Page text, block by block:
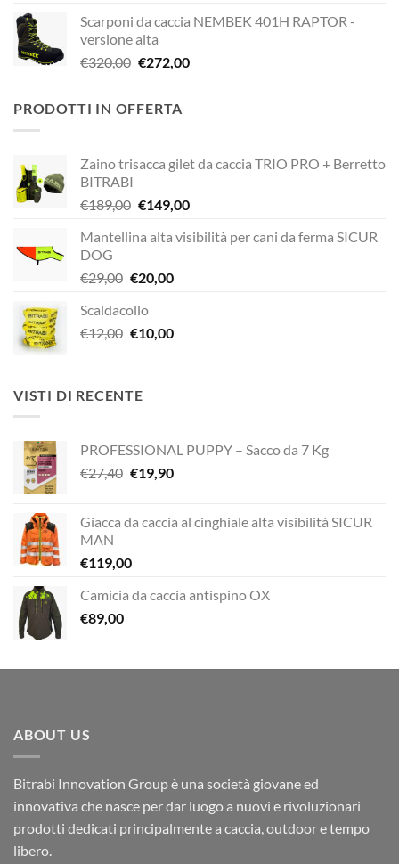
originale
era:
€338,90.
attuale
€249,00.
Scarponi da caccia NEMBEK 401H RAPTOR -
versione alta
€320,00 Il
era:
€272,00Il
PRODOTTI IN OFFERTA
Zaino trisacca gilet da caccia TRIO PRO + Berretto
BITRABI
€189,00 Il
originale
€189,00.
€149,00Il
attuale
Mantellina alta visibilità per cani da ferma SICUR
DOG
€29,00 Il
originale
era:
€20,00Il
è:
Scaldacollo
€12,00 Il
era:
€12,00.
€10,00Il
VISTI DI RECENTE
PROFESSIONAL PUPPY – Sacco da 7 Kg
€27,40 Il
era:
€19,90Il
è:
Giacca da caccia al cinghiale alta visibilità SICUR
MAN
€119,00
Camicia da caccia antispino OX
€89,00
ABOUT US
Bitrabi Innovation Group è una società giovane ed
innovativa che nasce per dar luogo a nuovi e rivoluzionari
prodotti dedicati principalmente a caccia, outdoor e tempo
libero.